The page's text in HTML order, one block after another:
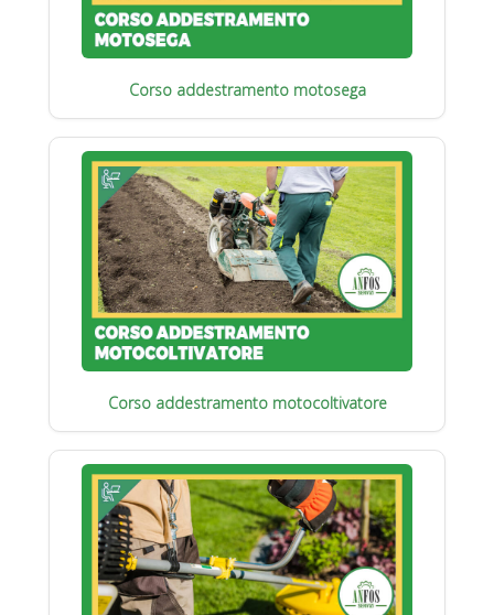
Corso addestramento motosega
Corso addestramento motocoltivatore